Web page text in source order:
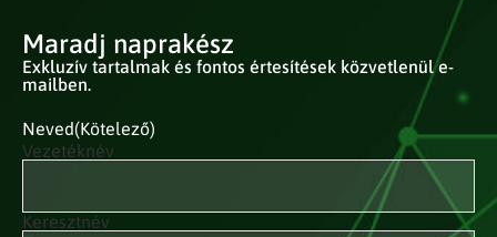
Maradj naprakész
Exkluzív tartalmak és fontos értesítések közvetlenül e-
mailben.
Neved(Kötelező)
Vezetéknév
Keresztnév